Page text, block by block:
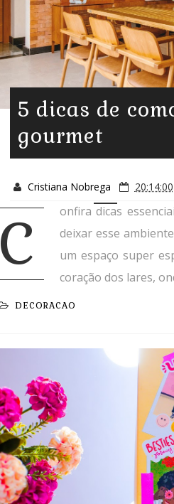
5 dicas de
gourmet
Cristiana Nobrega 20:14:00
C
onfira dicas
deixar esse
um espaço super
coração dos lares,
DECORACAO